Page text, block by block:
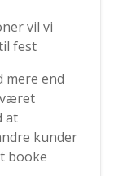
vil vi
fest
mere end
været
at
kunder
booke